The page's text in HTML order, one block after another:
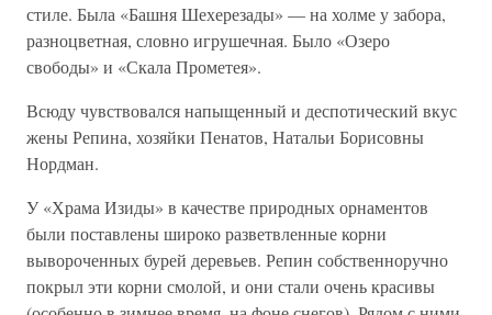
стиле. Была «Башня Шехерезады» — на холме у забора,
разноцветная, словно игрушечная. Было «Озеро
свободы» и «Скала Прометея».
Всюду чувствовался напыщенный и деспотический вкус
жены Репина, хозяйки Пенатов, Натальи Борисовны
Нордман.
У «Храма Изиды» в качестве природных орнаментов
были поставлены широко разветвленные корни
вывороченных бурей деревьев. Репин собственноручно
покрыл эти корни смолой, и они стали очень красивы